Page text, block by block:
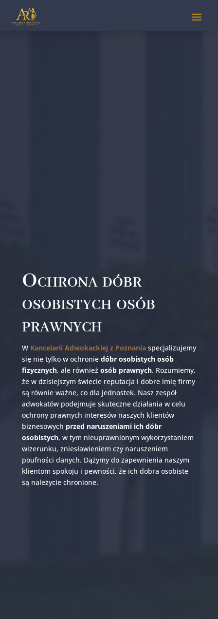
Ochrona dóbr
osobistych osób
prawnych
W Kancelarii Adwokackiej z Poznaniaspecjalizujemy
się nie tylko w ochronie dóbr osobistych osób
fizycznych, ale również osób prawnych. Rozumiemy,
że w dzisiejszym świecie reputacja i dobre imię firmy
są równie ważne, co dla jednostek. Nasz zespół
adwokatów podejmuje skuteczne działania w celu
ochrony prawnych interesów naszych klientów
biznesowych przed naruszeniami ich dóbr
osobistych, w tym nieuprawnionym wykorzystaniem
wizerunku, zniesławieniem czy naruszeniem
poufności danych. Dążymy do zapewnienia naszym
klientom spokoju i pewności, że ich dobra osobiste
są należycie chronione.